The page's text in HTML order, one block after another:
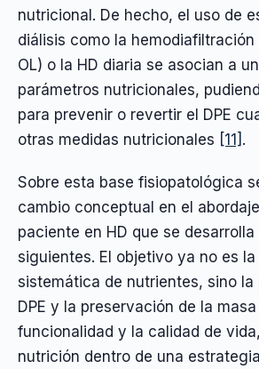
nutricional. De hecho, el uso de
diálisis como la hemodiafiltración
OL) o la HD diaria se asocian a
parámetros nutricionales,
para prevenir o revertir el DPE
otras medidas nutricionales [11] .
Sobre esta base fisiopatológica
cambio conceptual en el
paciente en HD que se
siguientes. El objetivo ya no es
sistemática de nutrientes, sino la
DPE y la preservación de la
funcionalidad y la calidad de
nutrición dentro de una